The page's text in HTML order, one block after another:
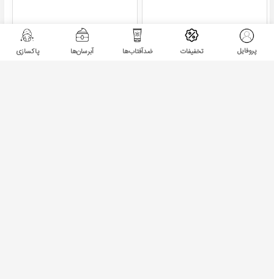
پرفروش ترین! پروفایل تخفیفات ضدآفتاب‌ها آبرسان‌ها پاکسازی